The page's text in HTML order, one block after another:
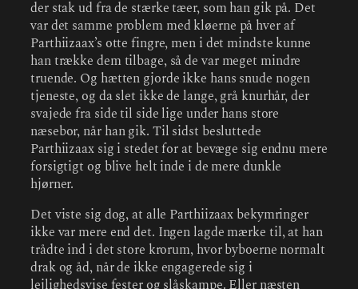
der stak ud fra de stærke tæer, som han gik på. Det
var det samme problem med kløerne på hver af
Parthiizaax’s otte fingre, men i det mindste kunne
han trække dem tilbage, så de var meget mindre
truende. Og hætten gjorde ikke hans snude nogen
tjeneste, og da slet ikke de lange, grå knurhår, der
svajede fra side til side lige under hans store
næsebor, når han gik. Til sidst besluttede
Parthiizaax sig i stedet for at bevæge sig endnu mere
forsigtigt og blive helt inde i de mere dunkle
hjørner.
Det viste sig dog, at alle Parthiizaax bekymringer
ikke var mere end det. Ingen lagde mærke til, at han
trådte ind i det store krorum, hvor byboerne normalt
drak og åd, når de ikke engagerede sig i